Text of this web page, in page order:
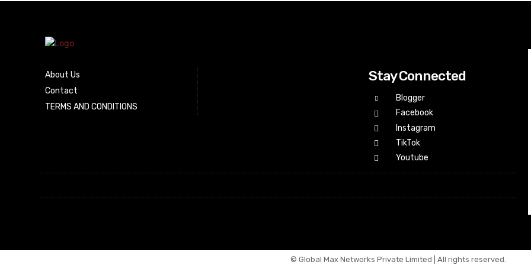
About Us
Contact
TERMS AND CONDITIONS
Stay Connected
Blogger
Facebook
Instagram
TikTok
Youtube
© Global Max Networks Private Limited | All rights reserved.